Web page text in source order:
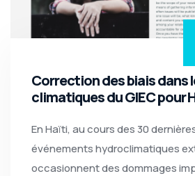
Correction des biais dans
climatiques du GIEC pour
En Haïti, au cours des 30
événements hydroclimatiques
occasionnent des dommages